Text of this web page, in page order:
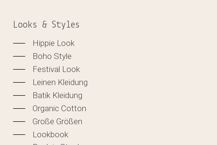
Looks & Styles
Hippie Look
Boho Style
Festival Look
Leinen Kleidung
Batik Kleidung
Organic Cotton
Große Größen
Lookbook